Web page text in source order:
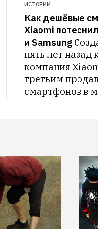
ИСТОРИИ
Как дешёвые
Xiaomi
и Samsung
пять лет назад
компания
третьим
смартфонов в